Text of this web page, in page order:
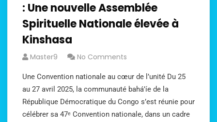
: Une nouvelle Assemblée
Spirituelle Nationale élevée à
Kinshasa
Master9 No Comments
Une Convention nationale au cœur de l’unité Du 25
au 27 avril 2025, la communauté bahá’íe de la
République Démocratique du Congo s’est réunie pour
célébrer sa 47ᵉ Convention nationale, dans un cadre